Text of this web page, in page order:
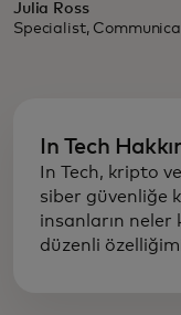
Julia Ross
Specialist,
In Tech
In Tech, kripto
siber güvenliğe
insanların
düzenli